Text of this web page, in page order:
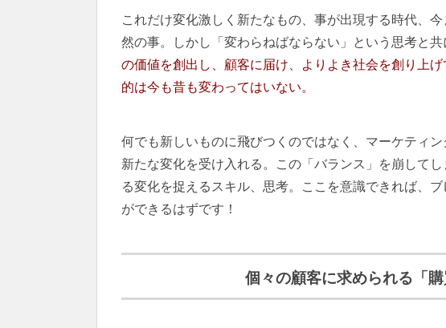
これだけ変化激しく新たなもの、事が出現する時代、
然の事。しかし「変わらねばならない」という思考と共
の価値を創出し、顧客に届け、よりよき社会を創り上
的は今も昔も変わってはいない。
何でも新しいものに飛びつくのではなく、マーケティ
新たな変化を受け入れる。この「バランス」を崩して
る変化を捉えるスキル、思考。ここを意識できれば、
ができるはずです！
個々の顧客に求められる「